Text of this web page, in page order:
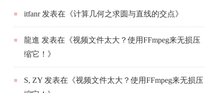
itfanr发表在《计算几何之求圆与直线的交点》
龍進 发表在《视频文件太大？使用FFmpeg来无损压
缩它！ 》
S, ZY 发表在《视频文件太大？使用FFmpeg来无损压